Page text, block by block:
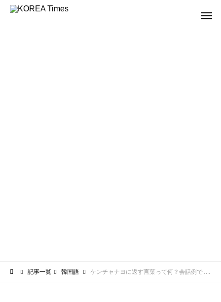
記事一覧 韓国語 ケンチャナヨに返す言葉って何？会話例でわかる韓国語のコツ！